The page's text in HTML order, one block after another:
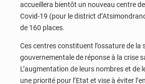
accueillera bientôt un nouveau centre
Covid-19 (pour le district
de 160 places.
Ces centres constituent l’ossature de la
gouvernementale de réponse à la crise
L’augmentation de leurs nombres et de
une priorité pour l’Etat et vise à éviter